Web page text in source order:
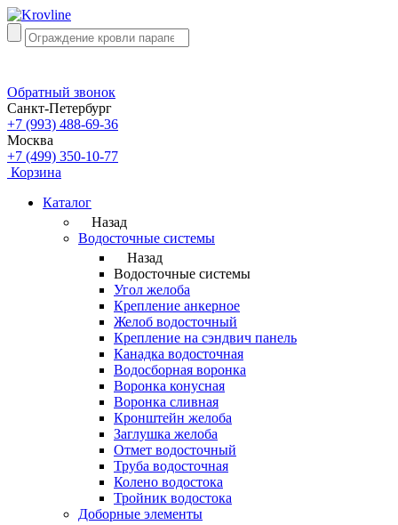
Обратный звонок
Санкт-Петербург
+7 (993) 488-69-36
Москва
+7 (499) 350-10-77
Корзина
Каталог
Назад
Водосточные системы
Назад
Водосточные системы
Угол желоба
Крепление анкерное
Желоб водосточный
Крепление на сэндвич панель
Канадка водосточная
Водосборная воронка
Воронка конусная
Воронка сливная
Кронштейн желоба
Заглушка желоба
Отмет водосточный
Труба водосточная
Колено водостока
Тройник водостока
Доборные элементы